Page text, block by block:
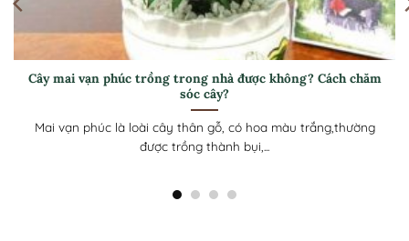
Có nên trồng cây chay trong nhà? Cách chăm sóc thế nào?
Hiện nay, cây chay cảnh được rất nhiều gia đình lựa chọn để
tạo bóng...